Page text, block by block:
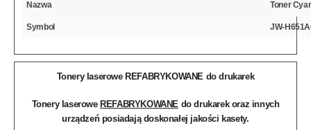
Nazwa Toner
Symbol JW-
Tonery laserowe REFABRYKOWANE do drukarek
Tonery laserowe REFABRYKOWANE do drukarek oraz innych
urządzeń posiadają doskonałej jakości kasety.